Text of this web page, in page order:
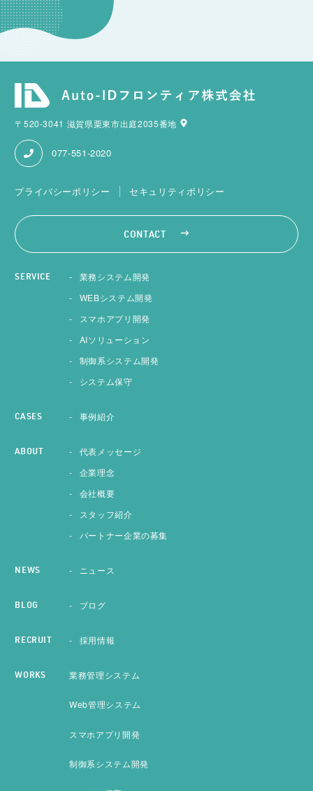
〒520-3041 滋賀県栗東市出庭2035番地
077-551-2020
プライバシーポリシー セキュリティポリシー
CONTACT
SERVICE
業務システム開発
WEBシステム開発
スマホアプリ開発
AIソリューション
制御系システム開発
システム保守
CASES 事例紹介
ABOUT
代表メッセージ
企業理念
会社概要
スタッフ紹介
パートナー企業の募集
NEWS ニュース
BLOG ブログ
RECRUIT 採用情報
WORKS 業務管理システム
Web管理システム
スマホアプリ開発
制御系システム開発